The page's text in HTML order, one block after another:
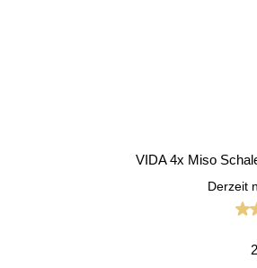
VIDA 4x Miso
Derzeit